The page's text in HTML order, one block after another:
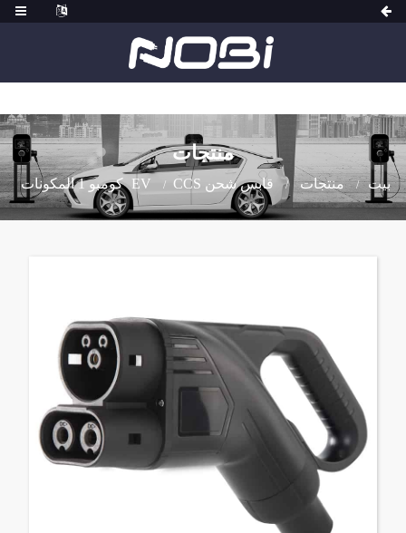
منتجات
بيت منتجات قابس شحن EV CCS كومبو 1 المكونات